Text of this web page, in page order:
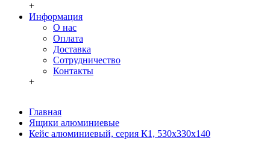
+
Информация
О нас
Оплата
Доставка
Сотрудничество
Контакты
+
Главная
Ящики алюминиевые
Кейс алюминиевый, серия К1, 530х330х140